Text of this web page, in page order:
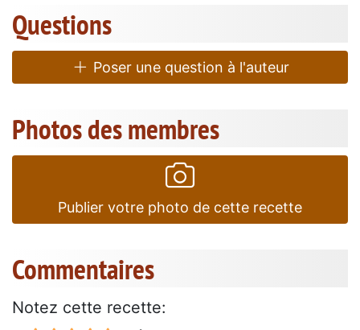
Questions
Poser une question à l'auteur
Photos des membres
Publier votre photo de cette recette
Commentaires
Notez cette recette: